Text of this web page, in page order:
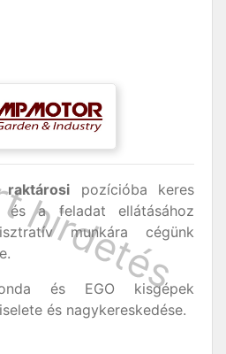
raktárosi pozícióba keres
és a feladat ellátásához
munkára cégünk
és EGO kisgépek
és nagykereskedése.